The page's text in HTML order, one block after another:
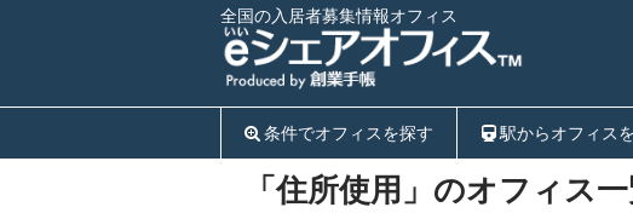
全国の入居者募集情報オフィス
条件でオフィスを探す 駅からオフィス
「住所使用」のオフィス